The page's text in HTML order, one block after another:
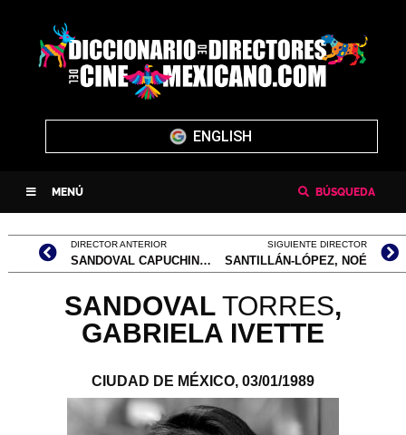
ENGLISH
MENÚ BÚSQUEDA
DIRECTOR ANTERIOR
SANDOVAL CAPUCHINO, ALEJANDRO ISAAC
SIGUIENTE DIRECTOR
SANTILLÁN-LÓPEZ, NOÉ
SANDOVAL TORRES,
GABRIELA IVETTE
CIUDAD DE MÉXICO, 03/01/1989